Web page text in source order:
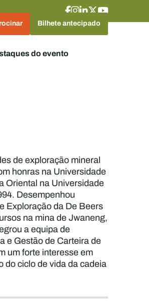
Bilhete antecipado
do evento
de exploração mineral
honras na Universidade
Oriental na Universidade
Desempenhou
Exploração da De Beers
na mina de Jwaneng,
a equipa de
e Gestão de Carteira de
um forte interesse em
do ciclo de vida da cadeia